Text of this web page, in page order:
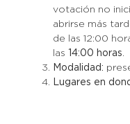
votación no
abrirse más
de las 12:00
las
14:00 horas
Modalidad:
Lugares en